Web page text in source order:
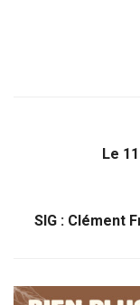
Le
SIG : Clément